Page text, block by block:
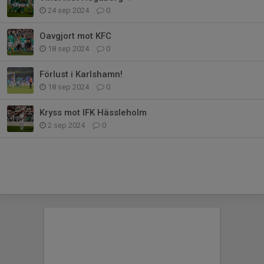
24 sep 2024 0
Oavgjort mot KFC
18 sep 2024 0
Förlust i Karlshamn!
18 sep 2024 0
Kryss mot IFK Hässleholm
2 sep 2024 0